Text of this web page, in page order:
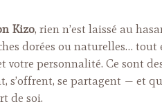
Kizo, rien n’est laissé au
dorées ou naturelles… tout
votre personnalité. Ce sont
s’offrent, se partagent — et
de soi.